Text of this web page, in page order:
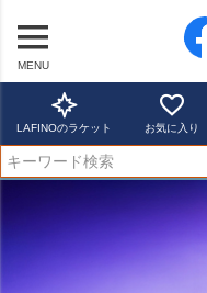
MENU
LAFINOのラケット お気に入り